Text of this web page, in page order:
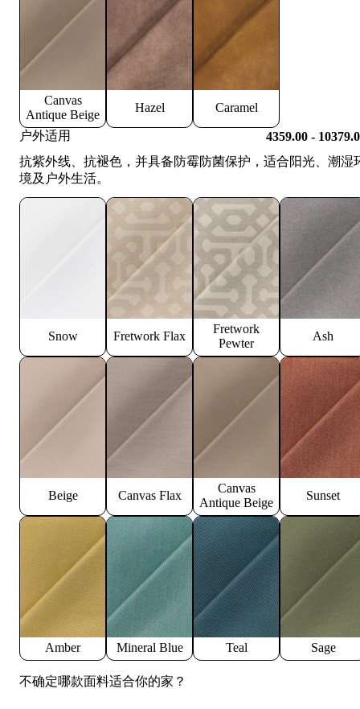
Canvas
Antique Beige
Hazel Caramel
户外适用
4359.00 -
抗紫外线、抗褪色，并具备防霉防菌保护，适合阳光、潮湿
境及户外生活。
Snow Fretwork Flax
Fretwork
Pewter
Ash
Beige Canvas Flax
Canvas
Antique Beige
Sunset
Amber Mineral Blue Teal Sage
不确定哪款面料适合你的家？